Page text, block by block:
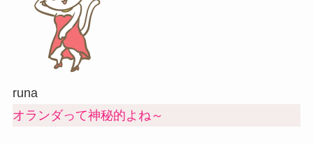
runa
オランダって神秘的よね～